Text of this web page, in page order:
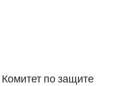
по защите